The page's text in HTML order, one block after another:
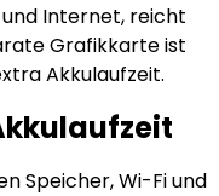
Internet, reicht
Grafikkarte ist
Akkulaufzeit.
Speicher, Wi-Fi und